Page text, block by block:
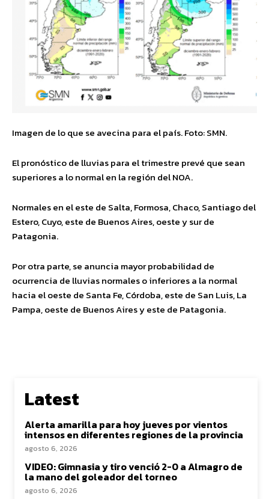
Imagen de lo que se avecina para el país. Foto: SMN.
El pronóstico de lluvias para el trimestre prevé que sean
superiores a lo normal en la región del NOA.
Normales en el este de Salta, Formosa, Chaco, Santiago del
Estero, Cuyo, este de Buenos Aires, oeste y sur de
Patagonia.
Por otra parte, se anuncia mayor probabilidad de
ocurrencia de lluvias normales o inferiores a la normal
hacia el oeste de Santa Fe, Córdoba, este de San Luis, La
Pampa, oeste de Buenos Aires y este de Patagonia.
Latest
Alerta amarilla para hoy jueves por vientos
intensos en diferentes regiones de la provincia
agosto 6, 2026
VIDEO: Gimnasia y tiro venció 2-0 a Almagro de
la mano del goleador del torneo
agosto 6, 2026